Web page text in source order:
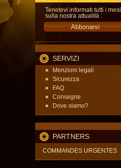
Tenetevi informati tutti i mesi
sulla nostra attualità :
SERVIZI
Menzioni legali
Sicurezza
FAQ
Consegne
Dove siamo?
PARTNERS
COMMANDES URGENTES